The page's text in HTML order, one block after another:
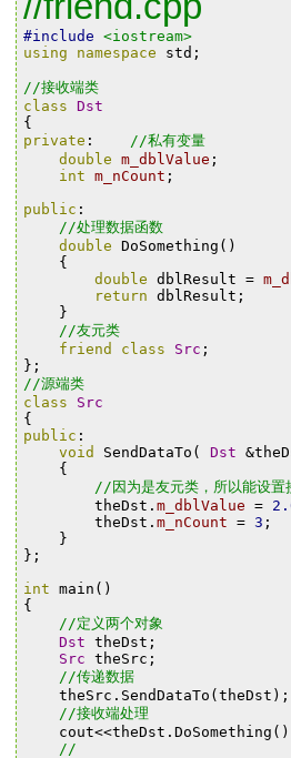
#include <iostream>
using
namespace std ;
//接收端类
class Dst
{
private :
//私有变量
double m_dblValue ;
int m_nCount ;
public :
//处理数据函数
double DoSomething ()
{
double dblResult =
return dblResult ;
}
//友元类
friend
class Src ;
};
//源端类
class
Src
{
public :
void
SendDataTo ( Dst &
{
//因为是友元类，所以能设置
theDst . m_dblValue =
theDst . m_nCount = 3 ;
}
};
int main ()
{
//定义两个对象
Dst theDst ;
Src theSrc ;
//传递数据
theSrc . SendDataTo ( theDst );
//接收端处理
cout<<theDst . DoSomething
//